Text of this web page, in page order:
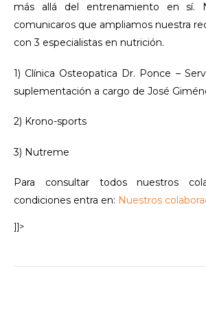
más allá del entrenamiento en sí.
comunicaros que ampliamos nuestra
con 3 especialistas en nutrición.
1) Clínica Osteopatica Dr. Ponce –
suplementación a cargo de José
2) Krono-sports
3) Nutreme
Para consultar todos nuestros
condiciones entra en: Nuestros
]]>